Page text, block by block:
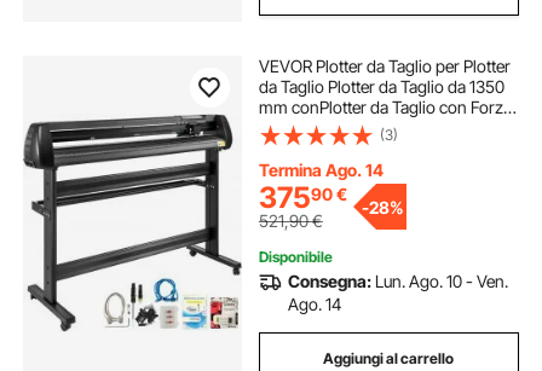
VEVOR Plotter da Taglio per Plotter
da Taglio Plotter da Taglio da 1350
mm conPlotter da Taglio con Forza
di Supporto a Terra e Velocità
Regolabile
(3)
Termina Ago. 14
37590€
521,90€
-28%
Disponibile
Consegna: Lun. Ago. 10 - Ven.
Ago. 14
Aggiungi al carrello